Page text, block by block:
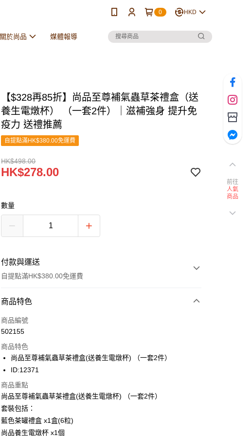
0 HKD
關於尚品 媒體報導
【$328再85折】尚品至尊補氣蟲草茶禮盒（送
養生電燉杯） （一套2件）｜滋補強身 提升免
疫力 送禮推薦
自提點滿HK$380.00免運費
HK$498.00
HK$278.00
數量
付款與運送
自提點滿HK$380.00免運費
付款方式
信用卡
Google Pay
AlipayHK
PayMe
WeChat Pay
商品特色
商品編號
502155
商品特色
尚品至尊補氣蟲草茶禮盒(送養生電燉杯) （一套2件）
ID:12371
商品重點
尚品至尊補氣蟲草茶禮盒(送養生電燉杯) （一套2件）
套裝包括：
藍色茶罐禮盒 x1盒(6粒)
尚品養生電燉杯 x1個
前往
人氣
商品